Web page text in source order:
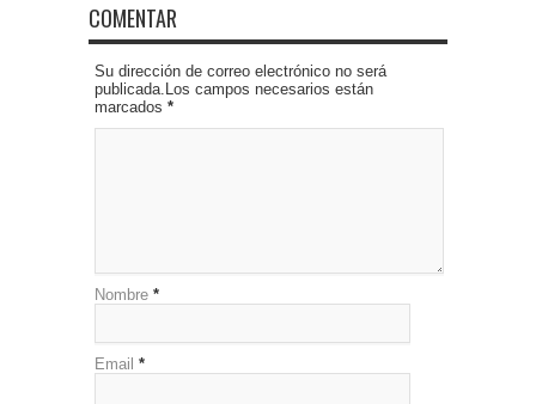
COMENTAR
Su dirección de correo electrónico no será
publicada.Los campos necesarios están
marcados *
Nombre *
Email *